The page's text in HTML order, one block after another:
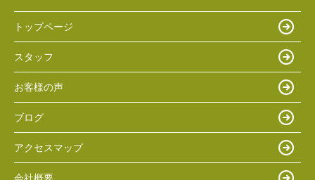
トップページ
スタッフ
お客様の声
ブログ
アクセスマップ
会社概要